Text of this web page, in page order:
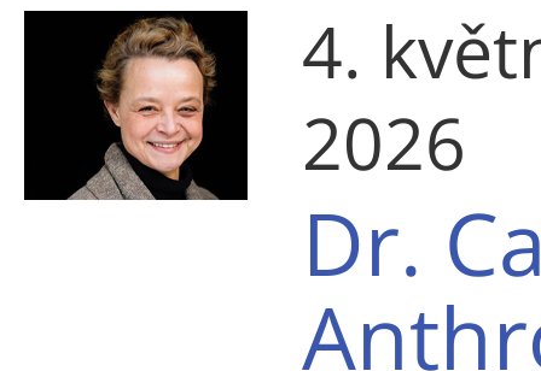
4.
2026
Dr.